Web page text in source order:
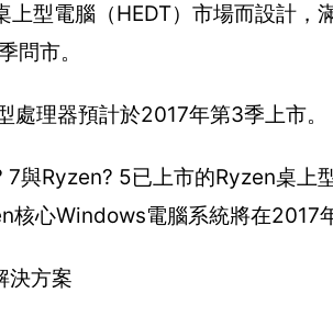
上型電腦（HEDT）市場而設計
問市。
處理器預計於2017年第3季上市。
7與Ryzen? 5已上市的Ryzen桌上
核心Windows電腦系統將在2017
決方案